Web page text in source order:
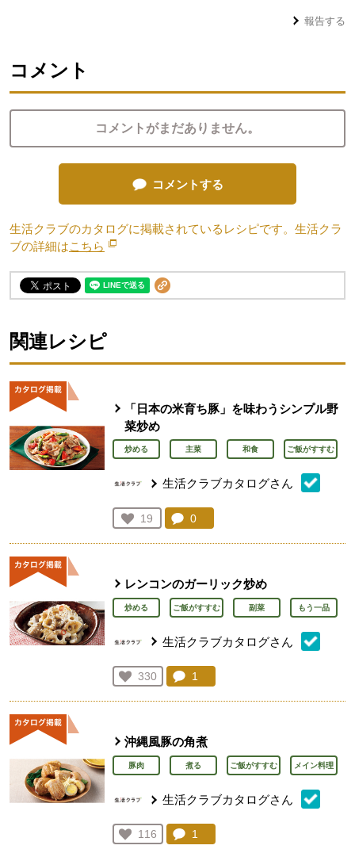
報告する
コメント
コメントがまだありません。
コメントする
生活クラブのカタログに掲載されているレシピです。生活クラ
ブの詳細はこちら 別のウィンドウで開きます。
関連レシピ
「日本の米育ち豚」を味わうシンプル野
菜炒め
炒める 主菜 和食 ご飯がすすむ
生活クラブカタログさん
お気に入り登録：
19
人が登録
コメント：
0
レンコンのガーリック炒め
炒める ご飯がすすむ 副菜 もう一品
生活クラブカタログさん
お気に入り登録：
330
人が登録
コメント：
1
沖縄風豚の角煮
豚肉 煮る ご飯がすすむ メイン料理
生活クラブカタログさん
お気に入り登録：
116
人が登録
コメント：
1